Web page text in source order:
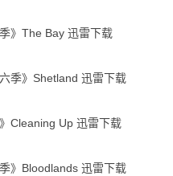
》The Bay 迅雷下载
季》Shetland 迅雷下载
Cleaning Up 迅雷下载
》Bloodlands 迅雷下载